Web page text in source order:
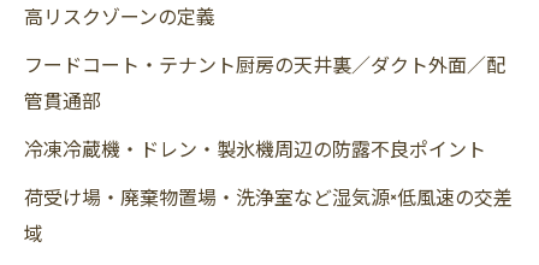
高リスクゾーンの定義
フードコート・テナント厨房の天井裏／ダクト外面／配
管貫通部
冷凍冷蔵機・ドレン・製氷機周辺の防露不良ポイント
荷受け場・廃棄物置場・洗浄室など湿気源×低風速の交差
域